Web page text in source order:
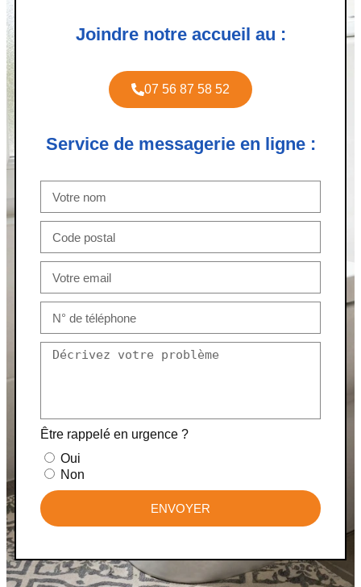
Joindre notre accueil au :
07 56 87 58 52
Service de messagerie en ligne :
Être rappelé en urgence ?
Oui
Non
ENVOYER